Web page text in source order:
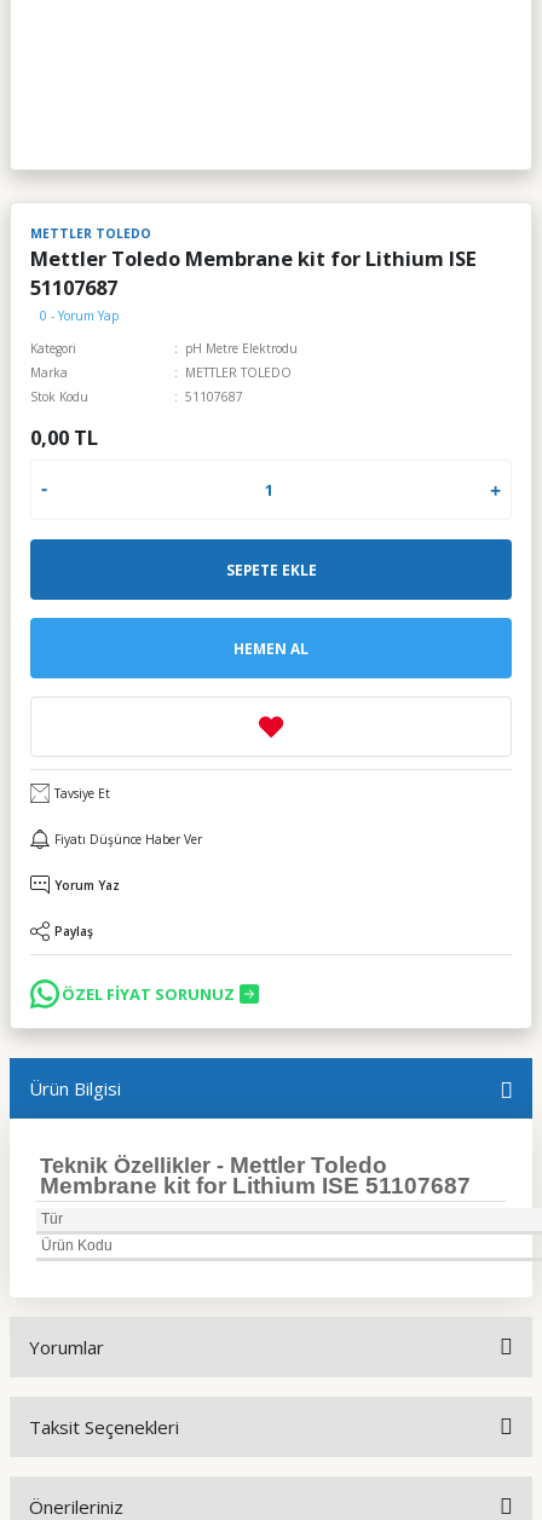
METTLER TOLEDO
Mettler Toledo Membrane kit for Lithium ISE
51107687
0 - Yorum Yap
Kategori
pH Metre Elektrodu
Marka
METTLER TOLEDO
Stok Kodu
51107687
0,00 TL
SEPETE EKLE
HEMEN AL
Tavsiye Et
Fiyatı Düşünce Haber Ver
Yorum Yaz
Paylaş
ÖZEL FİYAT SORUNUZ
Ürün Bilgisi
Teknik Özellikler - Mettler Toledo
Membrane kit for Lithium ISE 51107687
Tür
Ürün Kodu
Yorumlar
Taksit Seçenekleri
Önerileriniz